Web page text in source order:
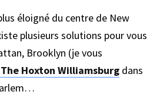
éloigné du centre de New
plusieurs solutions pour vous
Brooklyn (je vous
Hoxton Williamsburg dans